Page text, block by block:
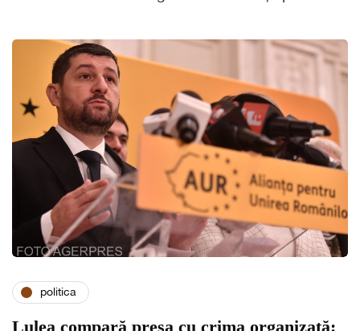
politica
Lulea compară presa cu crima organizată: